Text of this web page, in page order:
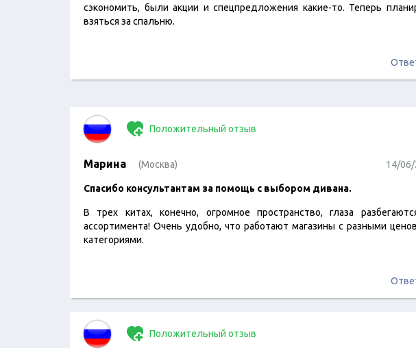
сэкономить, были акции и спецпредложения какие-то. Теперь
взяться за спальню.
Положительный отзыв
Марина (Москва) 14/06/
Спасибо консультантам за помощь с выбором дивана.
В трех китах, конечно, огромное пространство, глаза
ассортимента! Очень удобно, что работают магазины с разными
категориями.
Положительный отзыв